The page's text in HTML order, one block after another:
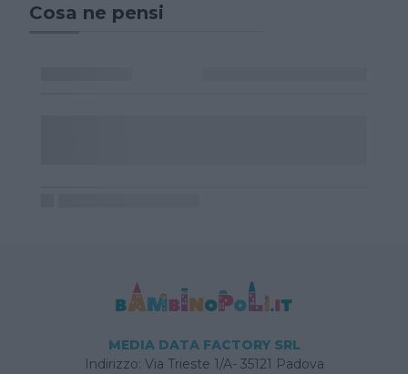
Cosa ne pensi
MEDIA DATA FACTORY SRL
Indirizzo: Via Trieste 1/A- 35121 Padova